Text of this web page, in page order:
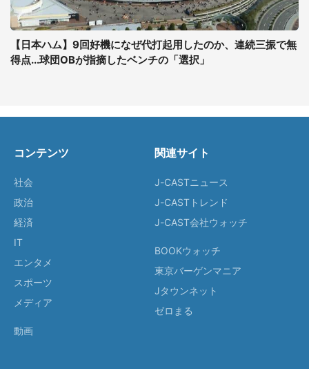
【日本ハム】9回好機になぜ代打起用したのか、連続三振で無
得点...球団OBが指摘したベンチの「選択」
コンテンツ
社会
政治
経済
IT
エンタメ
スポーツ
メディア
動画
関連サイト
J-CASTニュース
J-CASTトレンド
J-CAST会社ウォッチ
BOOKウォッチ
東京バーゲンマニア
Jタウンネット
ゼロまる